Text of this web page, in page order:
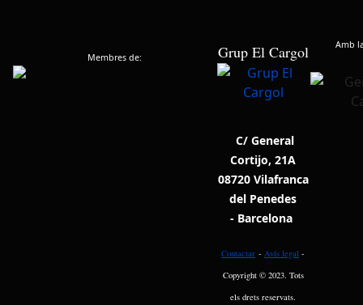
Membres de: Grup El Cargol Amb
C/ General
Cortijo, 21A
08720 Vilafranca
del Penedes
- Barcelona
Contactar - Avís legal -
Copyright © 2023. Tots
els drets reservats.